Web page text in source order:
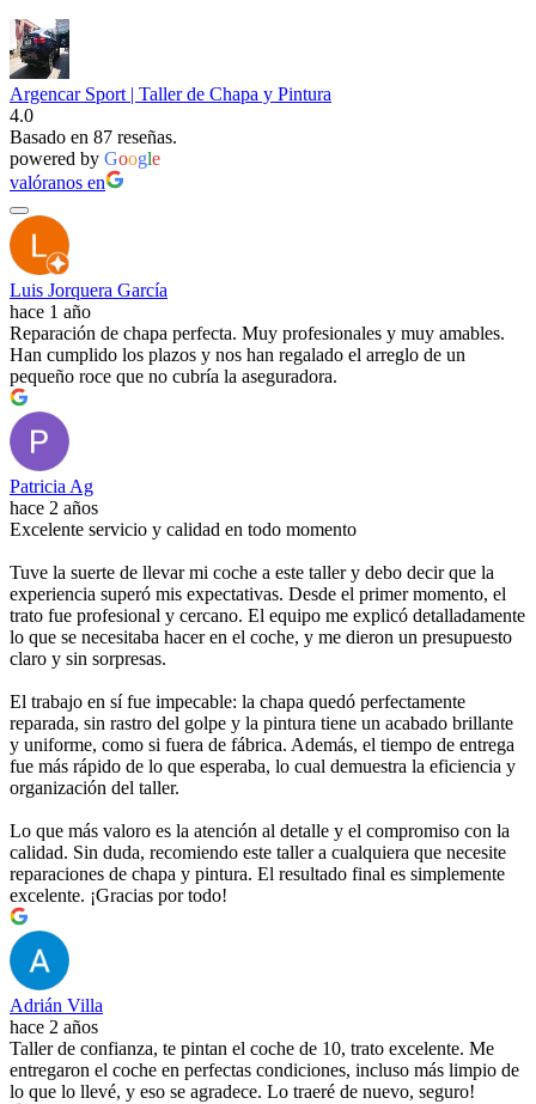
Argencar Sport | Taller de Chapa y Pintura
4.0
Basado en 87 reseñas.
powered by Google
valóranos en
Luis Jorquera García
hace 1 año
Reparación de chapa perfecta. Muy profesionales y muy amables.
Han cumplido los plazos y nos han regalado el arreglo de un
pequeño roce que no cubría la aseguradora.
Patricia Ag
hace 2 años
Excelente servicio y calidad en todo momento
Tuve la suerte de llevar mi coche a este taller y debo decir que la
experiencia superó mis expectativas. Desde el primer momento, el
trato fue profesional y cercano. El equipo me explicó detalladamente
lo que se necesitaba hacer en el coche, y me dieron un presupuesto
claro y sin sorpresas.
El trabajo en sí fue impecable: la chapa quedó perfectamente
reparada, sin rastro del golpe y la pintura tiene un acabado brillante
y uniforme, como si fuera de fábrica. Además, el tiempo de entrega
fue más rápido de lo que esperaba, lo cual demuestra la eficiencia y
organización del taller.
Lo que más valoro es la atención al detalle y el compromiso con la
calidad. Sin duda, recomiendo este taller a cualquiera que necesite
reparaciones de chapa y pintura. El resultado final es simplemente
excelente. ¡Gracias por todo!
Adrián Villa
hace 2 años
Taller de confianza, te pintan el coche de 10, trato excelente. Me
entregaron el coche en perfectas condiciones, incluso más limpio de
lo que lo llevé, y eso se agradece. Lo traeré de nuevo, seguro!